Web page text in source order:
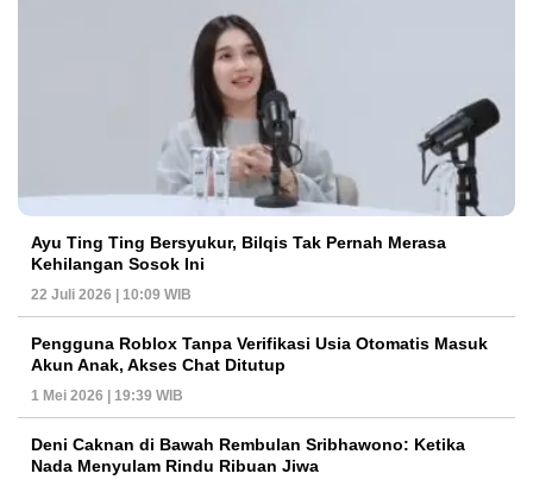
Ayu Ting Ting Bersyukur, Bilqis Tak Pernah Merasa
Kehilangan Sosok Ini
22 Juli 2026 | 10:09 WIB
Pengguna Roblox Tanpa Verifikasi Usia Otomatis Masuk
Akun Anak, Akses Chat Ditutup
1 Mei 2026 | 19:39 WIB
Deni Caknan di Bawah Rembulan Sribhawono: Ketika
Nada Menyulam Rindu Ribuan Jiwa